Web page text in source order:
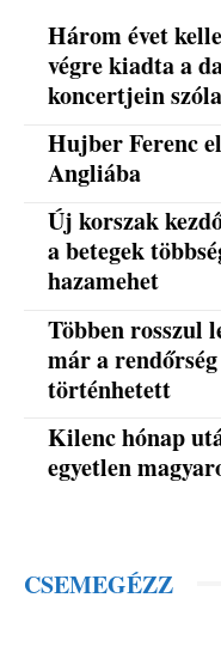
Három évet
végre kiadta a
koncertjein
Hujber Ferenc
Angliába
Új korszak
a betegek
hazamehet
Többen rosszul
már a
történhetett
Kilenc hónap
egyetlen
CSEMEGÉZZ